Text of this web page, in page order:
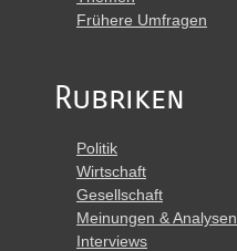
Frühere Umfragen
Rubriken
Politik
Wirtschaft
Gesellschaft
Meinungen & Analysen
Interviews